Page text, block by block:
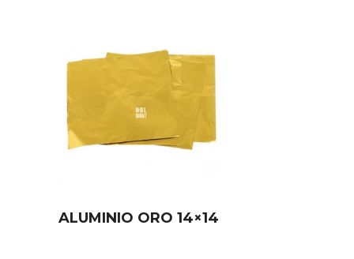
ALUMINIO ORO 14×14